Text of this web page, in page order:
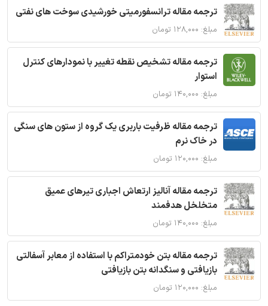
ترجمه مقاله ترانسفورمیتی خورشیدی سوخت های نفتی
مبلغ: ۱۲۸,۰۰۰ تومان
ترجمه مقاله تشخیص نقطه تغییر با نمودارهای کنترل
استوار
مبلغ: ۱۴۰,۰۰۰ تومان
ترجمه مقاله ظرفیت باربری یک گروه از ستون های سنگی
در خاک نرم
مبلغ: ۱۲۰,۰۰۰ تومان
ترجمه مقاله آنالیز ارتعاش اجباری تیرهای عمیق
متخلخل هدفمند
مبلغ: ۱۴۰,۰۰۰ تومان
ترجمه مقاله بتن خودمتراکم با استفاده از معابر آسفالتی
بازیافتی و سنگدانه بتن بازیافتی
مبلغ: ۱۲۰,۰۰۰ تومان